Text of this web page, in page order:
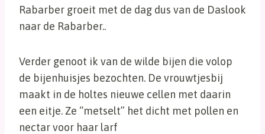
Rabarber groeit met de dag dus van de Daslook
naar de Rabarber..
Verder genoot ik van de wilde bijen die volop
de bijenhuisjes bezochten. De vrouwtjesbij
maakt in de holtes nieuwe cellen met daarin
een eitje. Ze “metselt” het dicht met pollen en
nectar voor haar larf